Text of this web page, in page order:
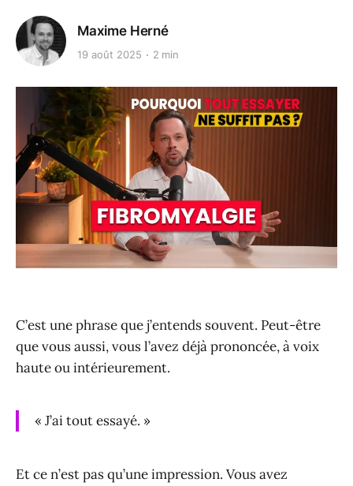
Maxime Herné
19 août 2025 2 min
C’est une phrase que j’entends souvent. Peut-être
que vous aussi, vous l’avez déjà prononcée, à voix
haute ou intérieurement.
« J’ai tout essayé. »
Et ce n’est pas qu’une impression. Vous avez